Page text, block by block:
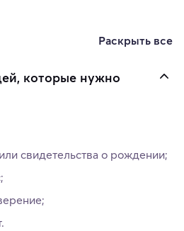
Раскрыть все
которые нужно
свидетельства о рождении;